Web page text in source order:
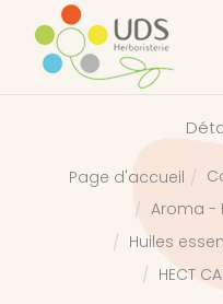
Page d'accueil
Aroma -
Huiles
HECT